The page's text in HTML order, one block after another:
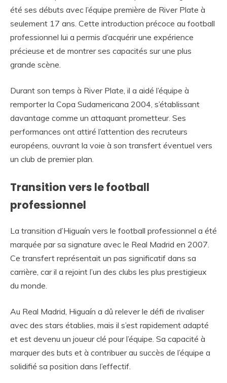
été ses débuts avec l’équipe première de River Plate à
seulement 17 ans. Cette introduction précoce au football
professionnel lui a permis d’acquérir une expérience
précieuse et de montrer ses capacités sur une plus
grande scène.
Durant son temps à River Plate, il a aidé l’équipe à
remporter la Copa Sudamericana 2004, s’établissant
davantage comme un attaquant prometteur. Ses
performances ont attiré l’attention des recruteurs
européens, ouvrant la voie à son transfert éventuel vers
un club de premier plan.
Transition vers le football
professionnel
La transition d’Higuaín vers le football professionnel a été
marquée par sa signature avec le Real Madrid en 2007.
Ce transfert représentait un pas significatif dans sa
carrière, car il a rejoint l’un des clubs les plus prestigieux
du monde.
Au Real Madrid, Higuaín a dû relever le défi de rivaliser
avec des stars établies, mais il s’est rapidement adapté
et est devenu un joueur clé pour l’équipe. Sa capacité à
marquer des buts et à contribuer au succès de l’équipe a
solidifié sa position dans l’effectif.